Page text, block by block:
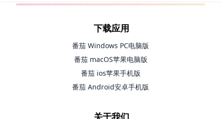
下载应用
番茄 Windows PC电脑版
番茄 macOS苹果电脑版
番茄 ios苹果手机版
番茄 Android安卓手机版